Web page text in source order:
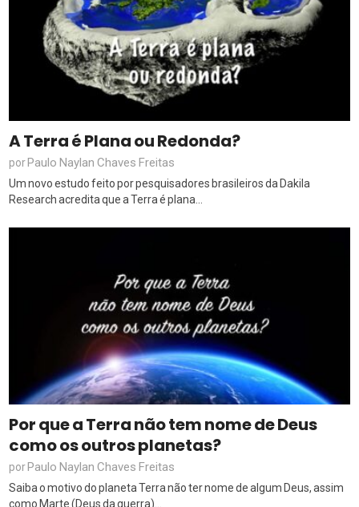
A Terra é Plana ou Redonda?
porPaulo Naylan Chaves Freitas
Um novo estudo feito por pesquisadores brasileiros da Dakila
Research acredita que a Terra é plana...
Por que a Terra não tem nome de Deus
como os outros planetas?
porPaulo Naylan Chaves Freitas
Saiba o motivo do planeta Terra não ter nome de algum Deus, assim
como Marte (Deus da guerra)...